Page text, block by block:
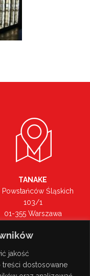
jakość
treści dostosowane
TANAKE
Powstańców Śląskich
103/1
01-355 Warszawa
Zobacz na mapie >